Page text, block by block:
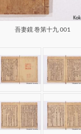
吾妻鏡 巻第十九 001